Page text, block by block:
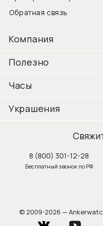
Обратная связь
Компания
Полезно
Часы
Украшения
8 (800) 301-12-28
Бесплатный звонок по РФ
© 2009-2026 —
vkontakte youtube